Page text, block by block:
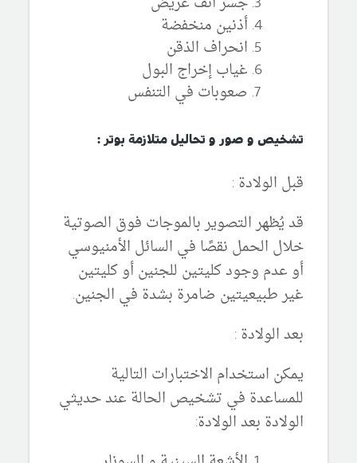
أذنين منخفضة
انحراف الذقن
غياب إخراج البول
صعوبات في التنفس
تشخيص و صور و تحاليل متلازمة بوتر :
قبل الولادة :
قد يُظهر التصوير بالموجات فوق الصوتية
خلال الحمل نقصًا في السائل الأمنيوسي
أو عدم وجود كليتين للجنين أو كليتين
غير طبيعيتين ضامرة بشدة في الجنين.
بعد الولادة :
يمكن استخدام الاختبارات التالية
للمساعدة في تشخيص الحالة عند حديثي
الولادة بعد الولادة: